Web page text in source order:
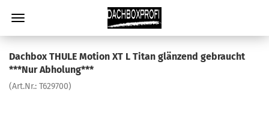
Dachbox THULE Motion XT L Titan glänzend gebraucht
***Nur Abholung***
(Art.Nr.: T629700)